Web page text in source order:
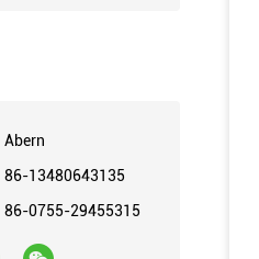
Abern
86-13480643135
86-0755-29455315